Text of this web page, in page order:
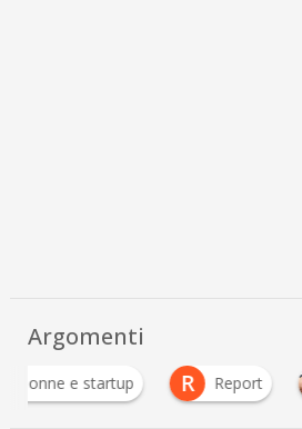
Argomenti
donne e startup R Report